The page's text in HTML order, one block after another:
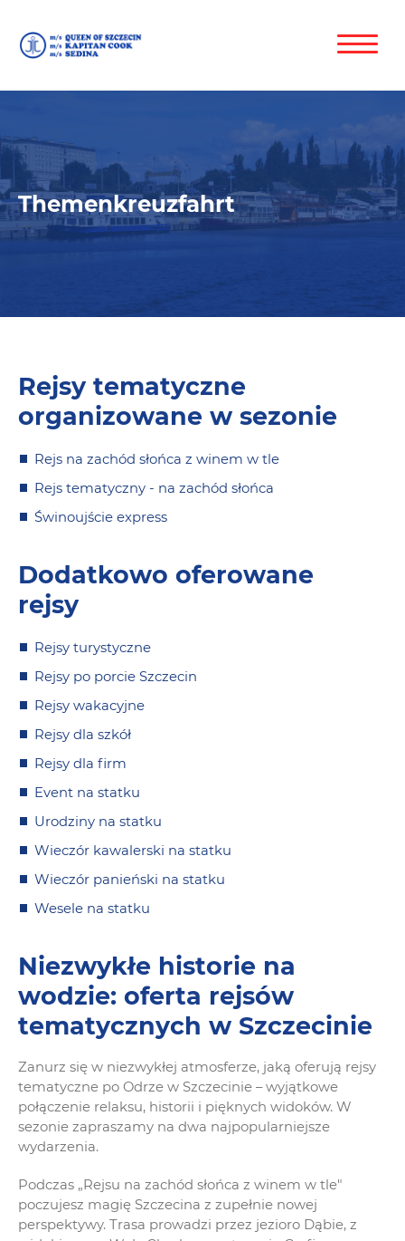
Themenkreuzfahrt
Rejsy tematyczne
organizowane w sezonie
Rejs na zachód słońca z winem w tle
Rejs tematyczny - na zachód słońca
Świnoujście express
Dodatkowo oferowane
rejsy
Rejsy turystyczne
Rejsy po porcie Szczecin
Rejsy wakacyjne
Rejsy dla szkół
Rejsy dla firm
Event na statku
Urodziny na statku
Wieczór kawalerski na statku
Wieczór panieński na statku
Wesele na statku
Niezwykłe historie na
wodzie: oferta rejsów
tematycznych w Szczecinie
Zanurz się w niezwykłej atmosferze, jaką oferują rejsy
tematyczne po Odrze w Szczecinie – wyjątkowe
połączenie relaksu, historii i pięknych widoków. W
sezonie zapraszamy na dwa najpopularniejsze
wydarzenia.
Podczas „Rejsu na zachód słońca z winem w tle"
poczujesz magię Szczecina z zupełnie nowej
perspektywy. Trasa prowadzi przez jezioro Dąbie, z